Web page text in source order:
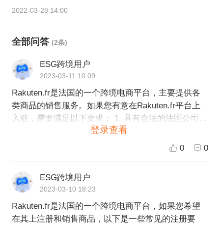
2022-03-28 14:00
全部问答 (2条)
ESG跨境用户
2023-03-11 10:09
Rakuten.fr是法国的一个跨境电商平台，主要提供各
类商品的销售服务。如果您有意在Rakuten.fr平台上
入驻，需要满足以下要求： 1. 具有合法的法国公司或
者个体经营者身份； 2. 具有法国递送地址、电话等联
系方式； 3. 提供针对法国市场的产品，并遵守法国的
您可以前往Rakuten.fr网站进行详细了解并进行注
册。如果您需要更多相关服务，可以联系我们ESG跨
境电商，我们将竭诚为您服务。
登录查看
0 0
ESG跨境用户
2023-03-10 18:23
Rakuten.fr是法国的一个跨境电商平台，如果您希望
在其上注册和销售商品，以下是一些常见的注册要